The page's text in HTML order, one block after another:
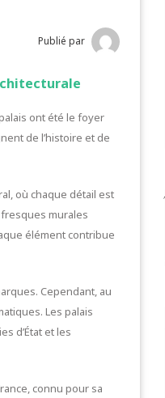
Publié par
ont été le foyer
de l’histoire et de
où chaque détail est
murales
élément contribue
Cependant, au
Les palais
d’État et les
connu pour sa